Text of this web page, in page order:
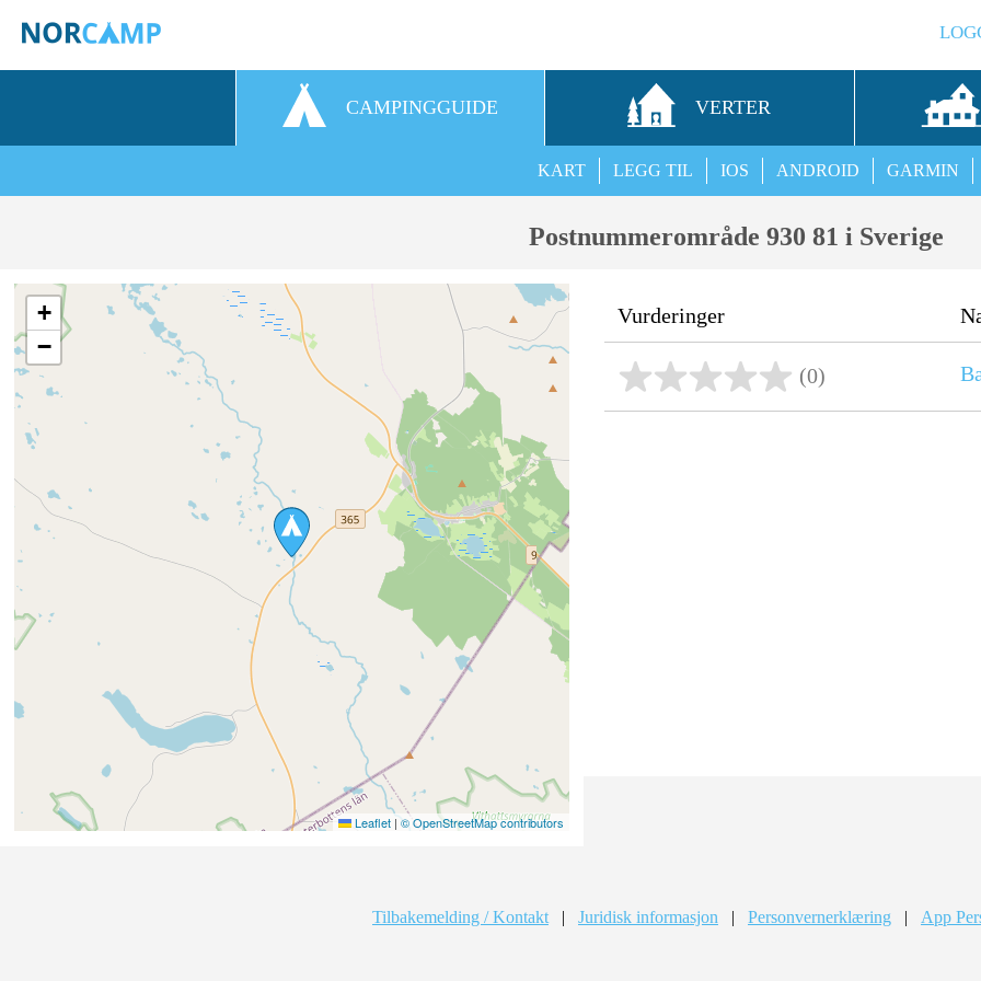
CAMPINGGUIDE VERTER
GARMIN
ANDROID
IOS
LEGG TIL
KART
Postnummerområde 930 81 i Sverige
+
−
Leaflet | © OpenStreetMap contributors
Vurderinger
(0)
Tilbakemelding / Kontakt | Juridisk informasjon | Personvernerklæring | App